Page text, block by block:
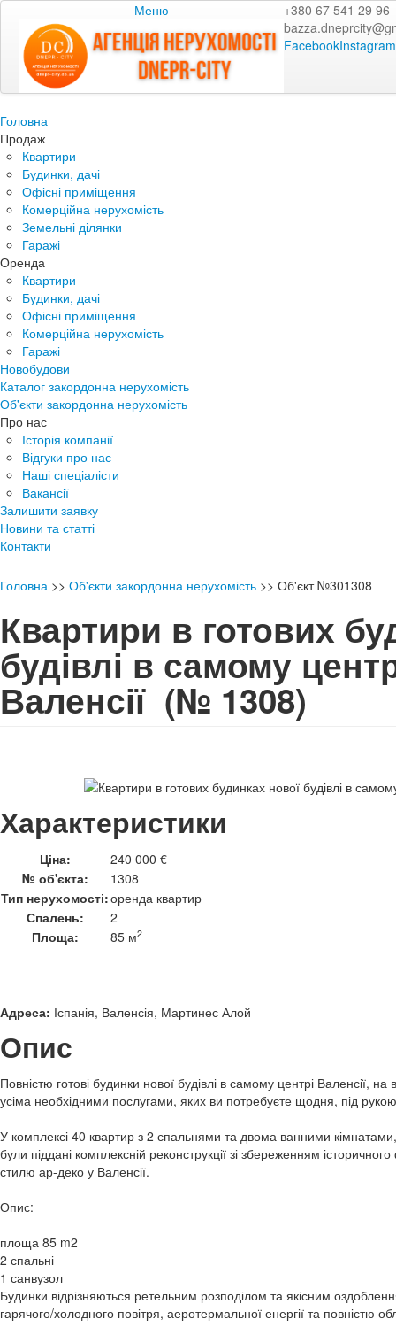
Меню
+380 67 541 29 96
FacebookInstagram
Головна
Продаж
Квартири
Будинки, дачі
Офісні приміщення
Комерційна нерухомість
Земельні ділянки
Гаражі
Оренда
Квартири
Будинки, дачі
Офісні приміщення
Комерційна нерухомість
Гаражі
Новобудови
Каталог закордонна нерухомість
Об'єкти закордонна нерухомість
Про нас
Історія компанії
Відгуки про нас
Наші спеціалісти
Вакансії
Залишити заявку
Новини та статті
Контакти
Головна >> Об'єкти закордонна нерухомість >> Об'єкт №301308
Квартири в готових
будівлі в самому
Валенсії (№ 1308)
Характеристики
Ціна:
240 000 €
№ об'єкта:
1308
Тип нерухомості:оренда квартир
Спалень:
2
Площа:
85 м2
Адреса: Іспанія, Валенсія, Мартинес Алой
Опис
Повністю готові будинки нової будівлі в самому центрі Валенсії,
усіма необхідними послугами, яких ви потребуєте щодня, під
У комплексі 40 квартир з 2 спальнями та двома ванними
були піддані комплексній реконструкції зі збереженням
стилю ар-деко у Валенсії.
Опис:
площа 85 m2
2 спальні
1 санвузол
Будинки відрізняються ретельним розподілом та якісним
гарячого/холодного повітря, аеротермальної енергії та повністю